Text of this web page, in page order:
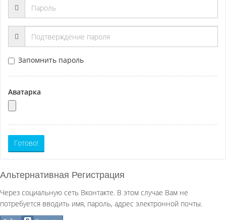
Запомнить пароль
Аватарка
Готово!
Альтернативная Регистрация
Через социальную сеть Вконтакте. В этом случае Вам не
потребуется вводить имя, пароль, адрес электронной почты.